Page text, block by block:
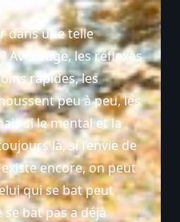
dans une telle
l’âge, les réflexes
rapides, les
peu à peu, les
si le mental et la
là, si l’envie de
encore, on peut
qui se bat peut
bat pas a déjà